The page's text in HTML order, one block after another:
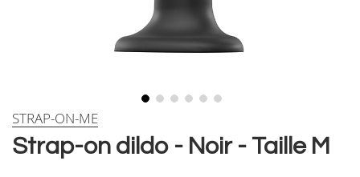
Skip
theStrap-on dildo - Noir - Taille M
STRAP-ON-ME